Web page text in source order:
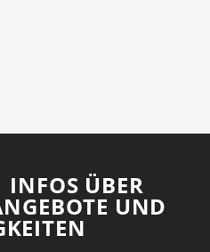
INFOS ÜBER
UND